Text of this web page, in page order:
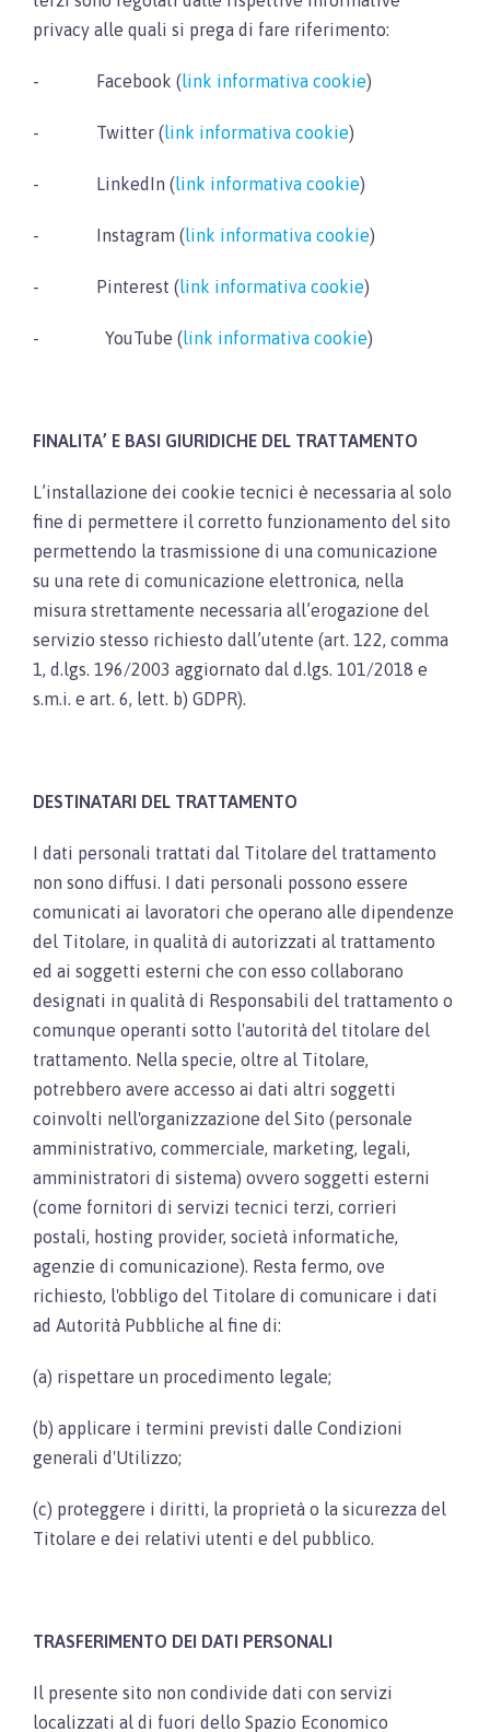
privacy alle quali si prega di fare riferimento:
- Facebook (link informativa cookie)
- Twitter (link informativa cookie)
- LinkedIn (link informativa cookie)
- Instagram (link informativa cookie)
- Pinterest (link informativa cookie)
- YouTube (link informativa cookie)
FINALITA’ E BASI GIURIDICHE DEL TRATTAMENTO
L’installazione dei cookie tecnici è necessaria al solo
fine di permettere il corretto funzionamento del sito
permettendo la trasmissione di una comunicazione
su una rete di comunicazione elettronica, nella
misura strettamente necessaria all’erogazione del
servizio stesso richiesto dall’utente (art. 122, comma
1, d.lgs. 196/2003 aggiornato dal d.lgs. 101/2018 e
s.m.i. e art. 6, lett. b) GDPR).
DESTINATARI DEL TRATTAMENTO
I dati personali trattati dal Titolare del trattamento
non sono diffusi. I dati personali possono essere
comunicati ai lavoratori che operano alle dipendenze
del Titolare, in qualità di autorizzati al trattamento
ed ai soggetti esterni che con esso collaborano
designati in qualità di Responsabili del trattamento o
comunque operanti sotto l'autorità del titolare del
trattamento. Nella specie, oltre al Titolare,
potrebbero avere accesso ai dati altri soggetti
coinvolti nell'organizzazione del Sito (personale
amministrativo, commerciale, marketing, legali,
amministratori di sistema) ovvero soggetti esterni
(come fornitori di servizi tecnici terzi, corrieri
postali, hosting provider, società informatiche,
agenzie di comunicazione). Resta fermo, ove
richiesto, l'obbligo del Titolare di comunicare i dati
ad Autorità Pubbliche al fine di:
(a) rispettare un procedimento legale;
(b) applicare i termini previsti dalle Condizioni
generali d'Utilizzo;
(c) proteggere i diritti, la proprietà o la sicurezza del
Titolare e dei relativi utenti e del pubblico.
TRASFERIMENTO DEI DATI PERSONALI
Il presente sito non condivide dati con servizi
localizzati al di fuori dello Spazio Economico